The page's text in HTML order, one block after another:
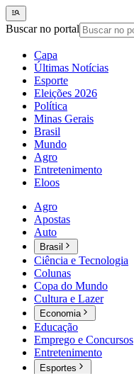
Buscar no portal
Capa
Últimas Notícias
Esporte
Eleições 2026
Política
Minas Gerais
Brasil
Mundo
Agro
Entretenimento
Eloos
Agro
Apostas
Auto
Brasil
Ciência e Tecnologia
Colunas
Copa do Mundo
Cultura e Lazer
Economia
Educação
Emprego e Concursos
Entretenimento
Esportes